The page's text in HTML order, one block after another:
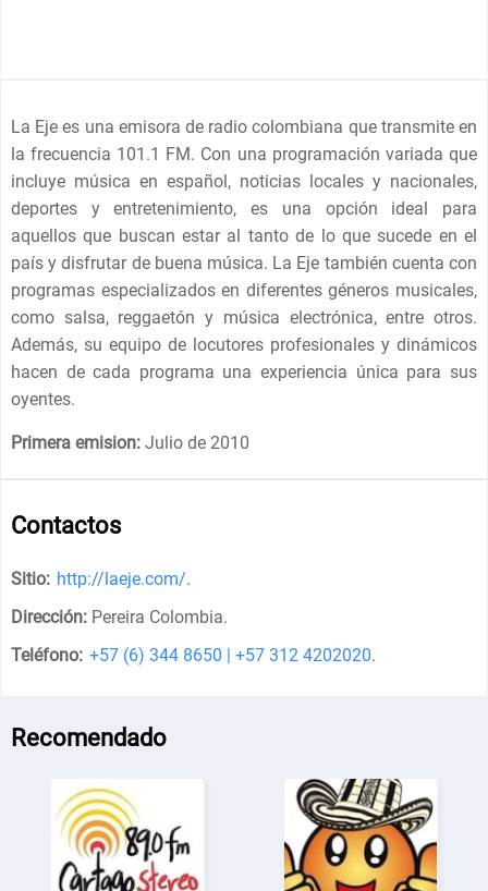
La Eje es una emisora de radio colombiana que transmite en
la frecuencia 101.1 FM. Con una programación variada que
incluye música en español, noticias locales y nacionales,
deportes y entretenimiento, es una opción ideal para
aquellos que buscan estar al tanto de lo que sucede en el
país y disfrutar de buena música. La Eje también cuenta con
programas especializados en diferentes géneros musicales,
como salsa, reggaetón y música electrónica, entre otros.
Además, su equipo de locutores profesionales y dinámicos
hacen de cada programa una experiencia única para sus
oyentes.
Primera emision: Julio de 2010
Contactos
Sitio: http://laeje.com/.
Dirección: Pereira Colombia.
Teléfono: +57 (6) 344 8650 | +57 312 4202020.
Recomendado